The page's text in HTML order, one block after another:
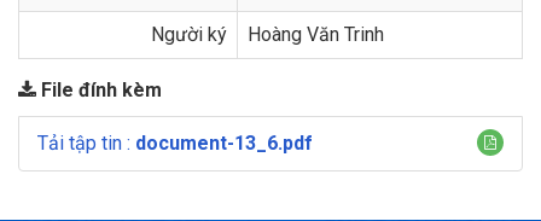
Người ký Hoàng Văn Trinh
File đính kèm
Tải tập tin : document-13_6.pdf